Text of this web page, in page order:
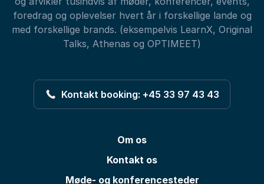
foredrag og oplevelser hvert år i forskellige lande og
med forskellige brands. (eksempelvis LearnX, Original
Talks, Athenas og OPTIMEET)
Kontakt booking: +45 33 97 43 43
Om os
Kontakt os
Møde- og konferencesteder